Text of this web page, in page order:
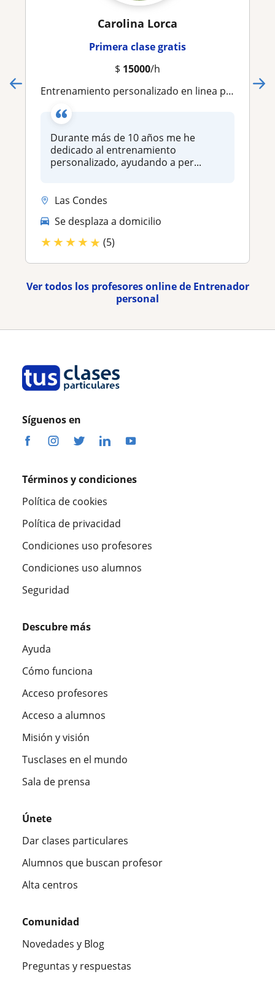
Carolina Lorca
Primera clase gratis
$ 15000/h
Entrenamiento personalizado en linea para alcanzar tus objetivos
Durante más de 10 años me he
dedicado al entrenamiento
personalizado, ayudando a per...
Las Condes
Se desplaza a domicilio
★★★★★ (5)
Ver todos los profesores online de Entrenador
personal
Síguenos en
Términos y condiciones
Política de cookies
Política de privacidad
Condiciones uso profesores
Condiciones uso alumnos
Seguridad
Descubre más
Ayuda
Cómo funciona
Acceso profesores
Acceso a alumnos
Misión y visión
Tusclases en el mundo
Sala de prensa
Únete
Dar clases particulares
Alumnos que buscan profesor
Alta centros
Comunidad
Novedades y Blog
Preguntas y respuestas